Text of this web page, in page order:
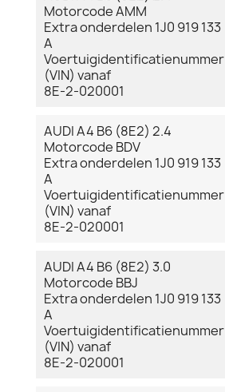
Motorcode AMM
Extra onderdelen 1J0 919 133
A
Voertuigidentificatienummer
(VIN) vanaf
8E-2-020001
AUDI A4 B6 (8E2) 2.4
Motorcode BDV
Extra onderdelen 1J0 919 133
A
Voertuigidentificatienummer
(VIN) vanaf
8E-2-020001
AUDI A4 B6 (8E2) 3.0
Motorcode BBJ
Extra onderdelen 1J0 919 133
A
Voertuigidentificatienummer
(VIN) vanaf
8E-2-020001